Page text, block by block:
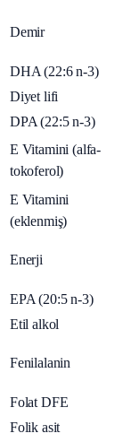
Demir
DHA (22:6 n-3)
Diyet lifi
DPA (22:5 n-3)
E Vitamini (alfa-
tokoferol)
E Vitamini
(eklenmiş)
Enerji
EPA (20:5 n-3)
Etil alkol
Fenilalanin
Folat DFE
Folik asit